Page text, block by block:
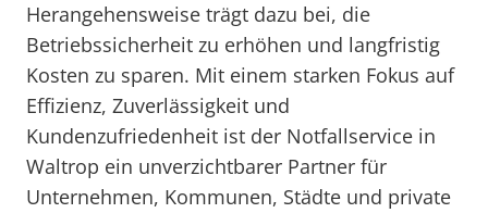
Herangehensweise trägt dazu bei, die
Betriebssicherheit zu erhöhen und langfristig
Kosten zu sparen. Mit einem starken Fokus auf
Effizienz, Zuverlässigkeit und
Kundenzufriedenheit ist der Notfallservice in
Waltrop ein unverzichtbarer Partner für
Unternehmen, Kommunen, Städte und private